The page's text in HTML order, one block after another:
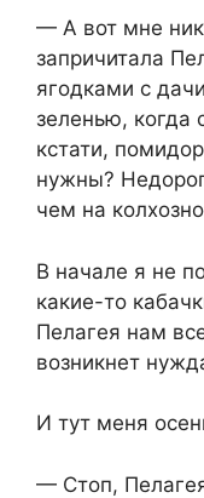
— А вот мне
запричитала
ягодками с
зеленью, когда
кстати,
нужны?
чем на
В начале я не
какие-то
Пелагея нам
возникнет
И тут меня
— Стоп,